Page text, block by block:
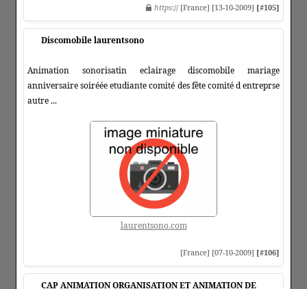
https:// [France] [13-10-2009] [#105]
Discomobile laurentsono
Animation sonorisatin eclairage discomobile mariage
anniversaire soiréée etudiante comité des fête comité d entreprse
autre ...
laurentsono.com
[France] [07-10-2009] [#106]
CAP ANIMATION ORGANISATION ET ANIMATION DE